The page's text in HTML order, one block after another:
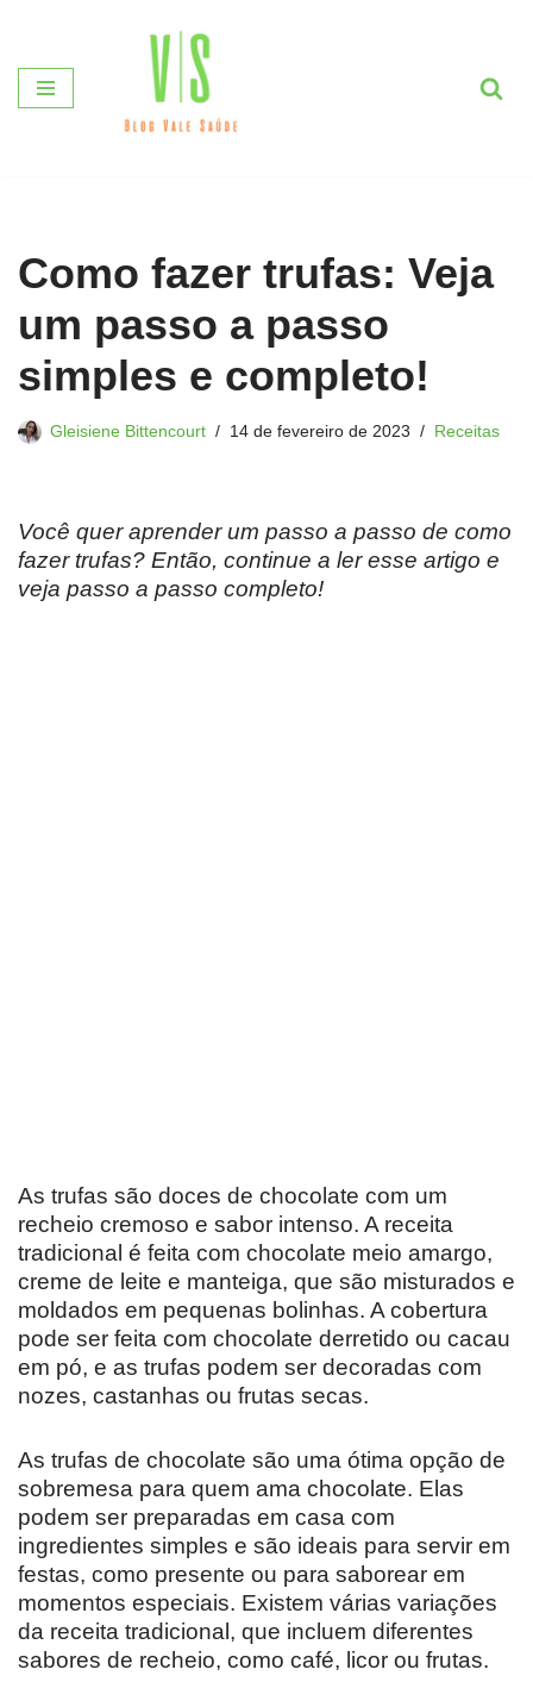
Pular
para
Como fazer trufas: Veja
um passo a passo
simples e completo!
Gleisiene Bittencourt 14 de fevereiro de 2023 Receitas
Você quer aprender um passo a passo de como
fazer trufas? Então, continue a ler esse artigo e
veja passo a passo completo!
As trufas são doces de chocolate com um
recheio cremoso e sabor intenso. A receita
tradicional é feita com chocolate meio amargo,
creme de leite e manteiga, que são misturados e
moldados em pequenas bolinhas. A cobertura
pode ser feita com chocolate derretido ou cacau
em pó, e as trufas podem ser decoradas com
nozes, castanhas ou frutas secas.
As trufas de chocolate são uma ótima opção de
sobremesa para quem ama chocolate. Elas
podem ser preparadas em casa com
ingredientes simples e são ideais para servir em
festas, como presente ou para saborear em
momentos especiais. Existem várias variações
da receita tradicional, que incluem diferentes
sabores de recheio, como café, licor ou frutas.